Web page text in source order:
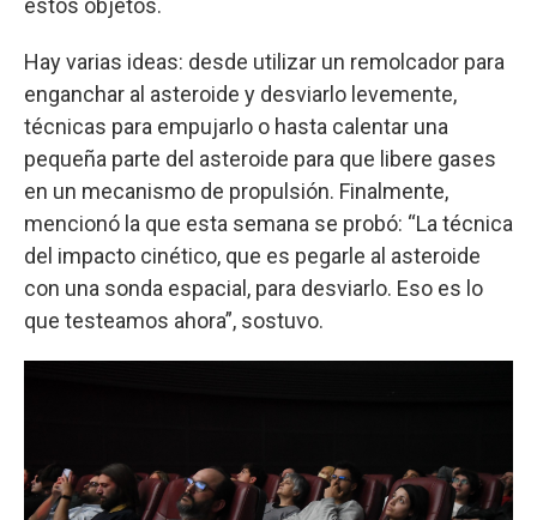
estos objetos.
Hay varias ideas: desde utilizar un remolcador para
enganchar al asteroide y desviarlo levemente,
técnicas para empujarlo o hasta calentar una
pequeña parte del asteroide para que libere gases
en un mecanismo de propulsión. Finalmente,
mencionó la que esta semana se probó: “La técnica
del impacto cinético, que es pegarle al asteroide
con una sonda espacial, para desviarlo. Eso es lo
que testeamos ahora”, sostuvo.